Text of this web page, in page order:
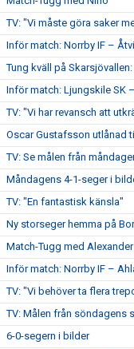
TV: "Vi måste göra saker
Inför match: Norrby IF –
Tung kväll på
Inför match: Ljungskile SK
TV: "Vi har revansch att
Oscar Gustafsson utlånad
TV: Se målen från
Måndagens 4-1-seger i
TV: "En fantastisk känsla"
Ny storseger hemma på
Match-Tugg med Alexander
Inför match: Norrby IF –
TV: "Vi behöver ta flera
TV: Målen från söndagens
6-0-segern i bilder